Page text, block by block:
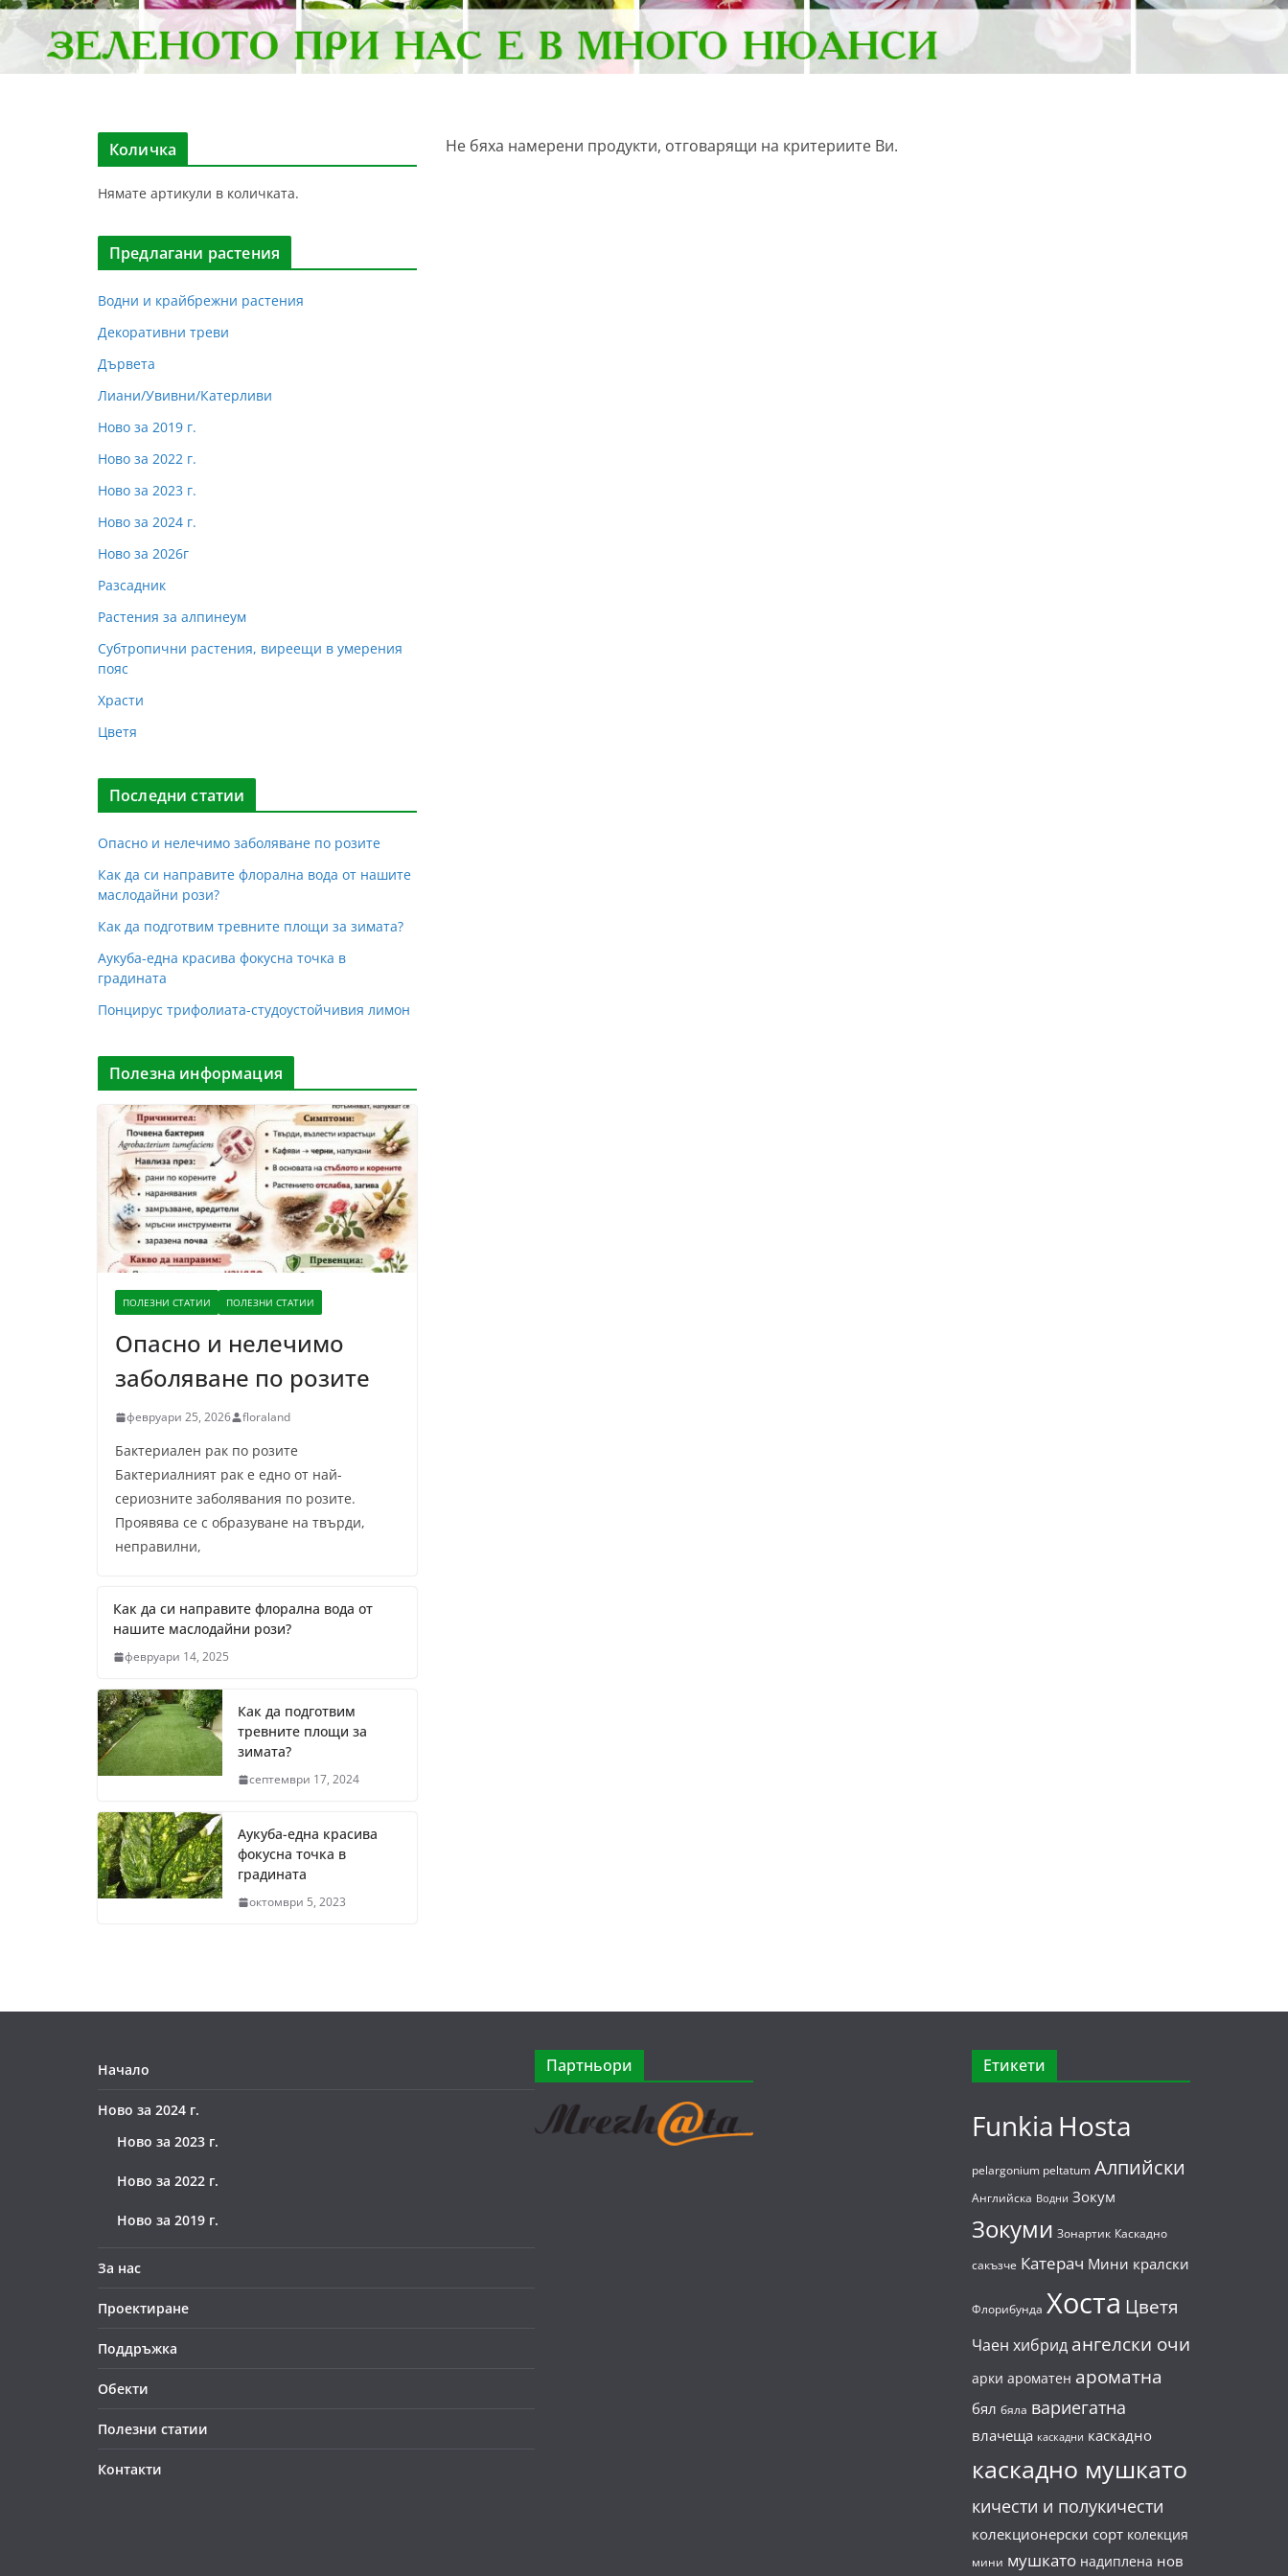
Не бяха намерени продукти, отговарящи на критериите Ви.
Количка
Нямате артикули в количката.
Предлагани растения
Водни и крайбрежни растения
Декоративни треви
Дървета
Лиани/Увивни/Катерливи
Ново за 2019 г.
Ново за 2022 г.
Ново за 2023 г.
Ново за 2024 г.
Ново за 2026г
Разсадник
Растения за алпинеум
Субтропични растения, виреещи в умерения
пояс
Храсти
Цветя
Последни статии
Опасно и нелечимо заболяване по розите
Как да си направите флорална вода от нашите
маслодайни рози?
Как да подготвим тревните площи за зимата?
Аукуба-една красива фокусна точка в
градината
Понцирус трифолиата-студоустойчивия лимон
Полезна информация
ПОЛЕЗНИ СТАТИИ ПОЛЕЗНИ СТАТИИ
Опасно и нелечимо
заболяване по розите
февруари 25, 2026 floraland
Бактериален рак по розите
Бактериалният рак е едно от най-
сериозните заболявания по розите.
Проявява се с образуване на твърди,
неправилни,
Как да си направите флорална вода от
нашите маслодайни рози?
февруари 14, 2025
Как да подготвим
тревните площи за
зимата?
септември 17, 2024
Аукуба-една красива
фокусна точка в
градината
октомври 5, 2023
Начало
Ново за 2024 г.
Ново за 2023 г.
Ново за 2022 г.
Ново за 2019 г.
За нас
Проектиране
Поддръжка
Обекти
Полезни статии
Контакти
Партньори Етикети
Funkia Hosta
pelargonium peltatum Алпийски
Английска Водни Зокум
Зокуми Зонартик Каскадно
сакъзче Катерач Мини кралски
Флорибунда Хоста Цветя
Чаен хибрид ангелски очи
арки ароматен ароматна
бял бяла вариегатна
влачеща каскадни каскадно
каскадно мушкато
кичести и полукичести
колекционерски сорт колекция
мини мушкато надиплена нов